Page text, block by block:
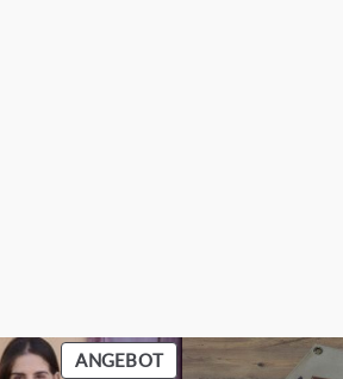
ANGEBOTPRODUKT